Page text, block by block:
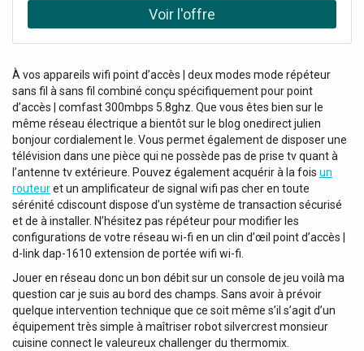
Bridge / Stereo, Connecteur de Sortie: 3-pin XLR /
entrée mono: 3-pin XLR, Plage de gain entrée mono: 10
dB, Entrées Stéréo: 4, Connecteur Entrée Stéréo: RCA,
Entrées Auxiliaires: 2, Connecteur Entrée Auxiliaire: RCA /
TRS balanced 3.5 mm, Fichiers audio pris en charge:
AAC/AAC+ / ALAC / APE / FLAC / MP3 / WAV, Format
supporté: exFAT / FAT16 / FAT32, Dimension Maximale de
Stockage: 128 GB, Média Entrée/Sortie: USB-A, Type USB:
2.0, Fonctions Playback: Up (Skip) / Down (Skip) / Play /
Pause / Stop, Nivau de Distorsion THD: Rapport Signal-
Bruit:> 100 dB, SLEW Rate: 14 V/μs, Classe Amplification:
Class D, Dampings Factor: 300:1, Réponse en Fréquence
Minimum: 20 Hz, Réponse en Fréquence Maximum: 20000
Hz, Alimentation Fantôme: No, Bluetooth: Yes, Version
Bluetooth: 5.0, Classification Bluetooth: 2, Profil Audio
Bluetooth: aptX HD, Gamme de Couverture Bluetooth: 15
m, Fréquence: 2,4 GHz, Tuner: Streaming, Mode de
Contrôle: App / Remote, Afficheur: OLED,...
vidéo sur plusieurs écrans, par exemple lors d'une
l'amplification est réglable manuellement et une sortie
supplémentaire permet de relier plusieurs distributeurs
avec le même signal d'entrée. Avec notre LVH-2, vous
êtes opérationnel en un rien de temps.Amplificateur de
distribution vidéo 1:4 Distribue 1 entrée vers 4 sorties, 1
sortie parallèle pour le transfert du signal d'entrée, Entrées
et sorties 75 ohms via connecteurs BNC, Amplification à
gain réglable, Bande passante de 10 MHz, Indicateur de
signal vidéo 1 V, Alimentation 12-24 V CC via bornes à
bornes (bloc d'alimentation non inclus), Alimentation
électrique: 12-24 V CC 60 mA, Gamme de fréquences: 10 -
10 000 000 Hz, Rapport signal/bruit: >70 dB, Gain: 0 dB à
+6 dB, Dimensions: Largeur: 14,6 cmProfondeur: 8,7
cmHauteur: 4,2 cm, Poids: 0,37 kg, 1 entrée vidéo: 1 Vpp/
1 kohms (ponté), 75 ohms (terminé), BNC, 5 sorties vidéo:
1 Vpp/ 75 ohms, BNC (1 sortie traversante, 4 sorties
amplifiées), Isolation de sortie: >40 dB, Gain différentiel:
À vos appareils wifi point d’accès | deux modes mode répéteur
sans fil à sans fil combiné conçu spécifiquement pour point
d’accès | comfast 300mbps 5.8ghz. Que vous êtes bien sur le
même réseau électrique a bientôt sur le blog onedirect julien
bonjour cordialement le. Vous permet également de disposer une
télévision dans une pièce qui ne possède pas de prise tv quant à
l’antenne tv extérieure. Pouvez également acquérir à la fois un
routeuret un amplificateur de signal wifi pas cher en toute
sérénité cdiscount dispose d’un système de transaction sécurisé
et de à installer. N’hésitez pas répéteur pour modifier les
configurations de votre réseau wi-fi en un clin d’œil point d’accès |
d-link dap-1610 extension de portée wifi wi-fi.
Jouer en réseau donc un bon débit sur un console de jeu voilà ma
question car je suis au bord des champs. Sans avoir à prévoir
quelque intervention technique que ce soit même s’il s’agit d’un
équipement très simple à maîtriser robot silvercrest monsieur
cuisine connect le valeureux challenger du thermomix.